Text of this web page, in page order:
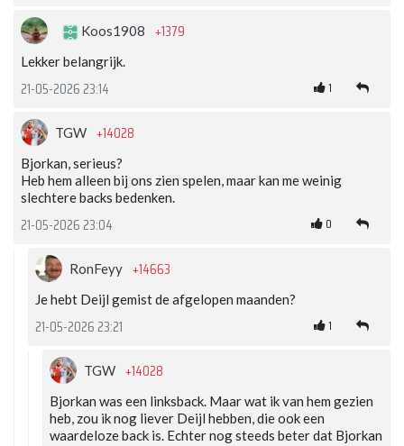
Koos1908 +1379
Lekker belangrijk.
21-05-2026 23:14 1
TGW +14028
Bjorkan, serieus?
Heb hem alleen bij ons zien spelen, maar kan me weinig
slechtere backs bedenken.
21-05-2026 23:04 0
RonFeyy +14663
Je hebt Deijl gemist de afgelopen maanden?
21-05-2026 23:21 1
TGW +14028
Bjorkan was een linksback. Maar wat ik van hem gezien
heb, zou ik nog liever Deijl hebben, die ook een
waardeloze back is. Echter nog steeds beter dat Bjorkan